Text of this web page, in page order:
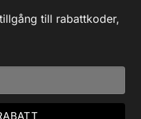
till rabattkoder,